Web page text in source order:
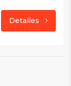
Detalles